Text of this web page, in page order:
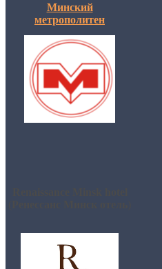
Минский
метрополитен